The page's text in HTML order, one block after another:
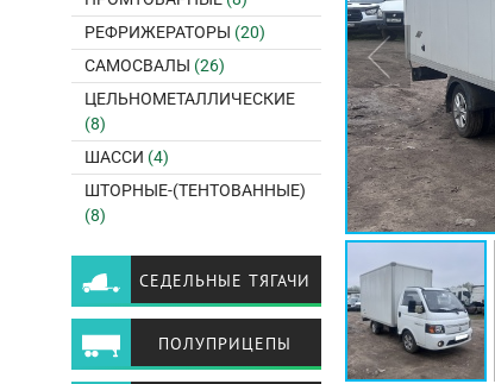
РЕФРИЖЕРАТОРЫ (20)
САМОСВАЛЫ (26)
ЦЕЛЬНОМЕТАЛЛИЧЕСКИЕ
(8)
ШАССИ (4)
ШТОРНЫЕ-(ТЕНТОВАННЫЕ)
(8)
СЕДЕЛЬНЫЕ ТЯГАЧИ
ПОЛУПРИЦЕПЫ